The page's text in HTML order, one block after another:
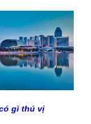
gì thú vị